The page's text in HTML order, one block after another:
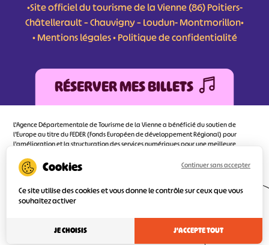
•Site officiel du tourisme de la Vienne (86) Poitiers-
Châtellerault – Chauvigny – Loudun- Montmorillon•
•Mentions légales•Politique de confidentialité
RÉSERVER MES BILLETS
L'Agence Départementale de Tourisme de la Vienne a bénéficié du soutien de
l’Europe au titre du FEDER (Fonds Européen de développement Régional) pour
l’amélioration et la structuration des services numériques pour une meilleure
d’orienter au mieux le visiteur.
Ce site utilise des cookies et vous donne le contrôle sur ceux que vous
souhaitez activer
J'ACCEPTE TOUT
Continuer sans accepter
JE CHOISIS